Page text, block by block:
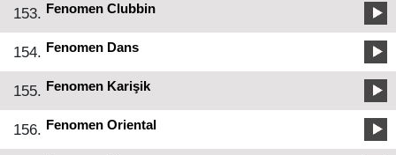
153. Fenomen Clubbin
154. Fenomen Dans
155. Fenomen Karişik
156. Fenomen Oriental